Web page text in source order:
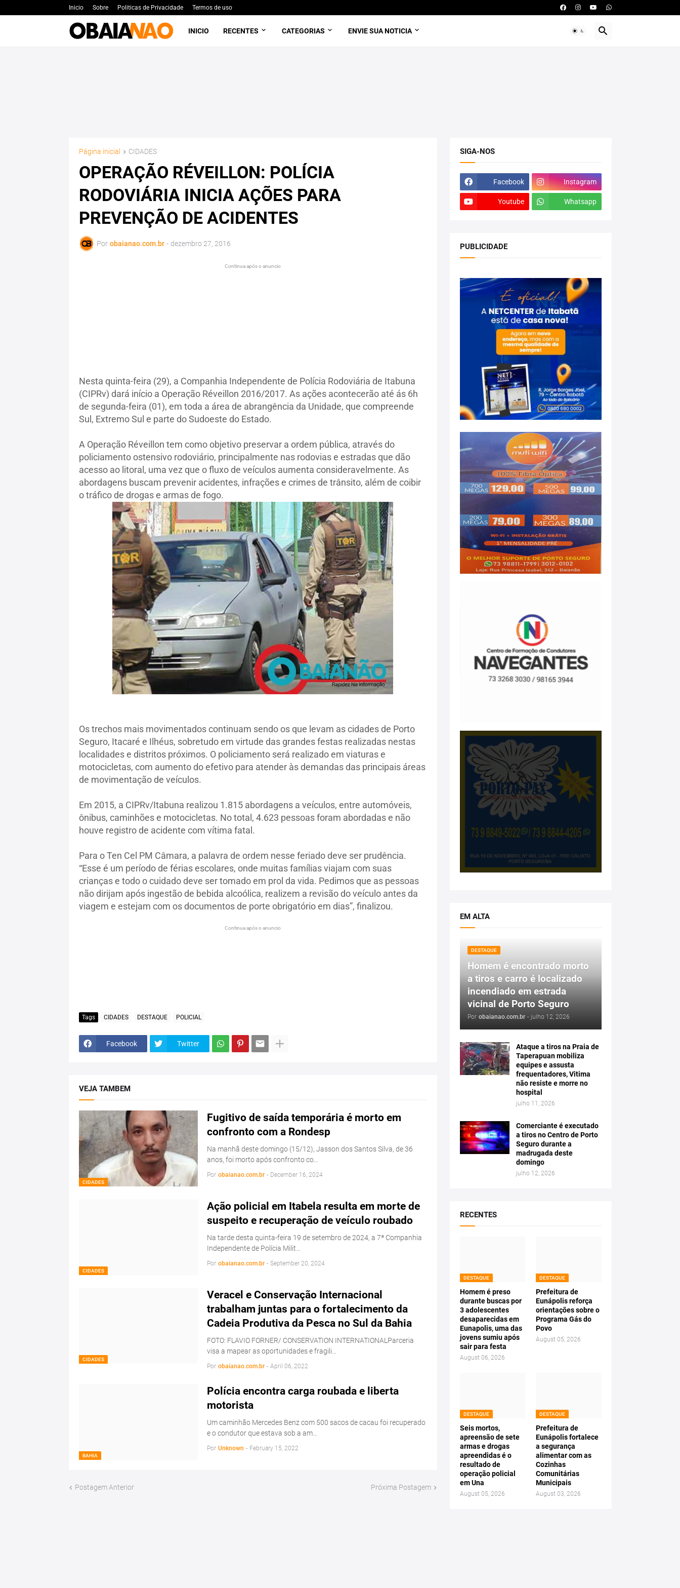
Inicio Sobre Politicas de Privacidade Termos de uso
INICIO RECENTES CATEGORIAS ENVIE SUA NOTICIA
Página inicial CIDADES
OPERAÇÃO RÉVEILLON: POLÍCIA
RODOVIÁRIA INICIA AÇÕES PARA
PREVENÇÃO DE ACIDENTES
Por obaianao.com.br - dezembro 27, 2016
Continua após o anuncio
Nesta quinta-feira (29), a Companhia Independente de Polícia Rodoviária de Itabuna
(CIPRv) dará início a Operação Réveillon 2016/2017. As ações acontecerão até ás 6h
de segunda-feira (01), em toda a área de abrangência da Unidade, que compreende
Sul, Extremo Sul e parte do Sudoeste do Estado.
A Operação Réveillon tem como objetivo preservar a ordem pública, através do
policiamento ostensivo rodoviário, principalmente nas rodovias e estradas que dão
acesso ao litoral, uma vez que o fluxo de veículos aumenta consideravelmente. As
abordagens buscam prevenir acidentes, infrações e crimes de trânsito, além de coibir
o tráfico de drogas e armas de fogo.
Os trechos mais movimentados continuam sendo os que levam as cidades de Porto
Seguro, Itacaré e Ilhéus, sobretudo em virtude das grandes festas realizadas nestas
localidades e distritos próximos. O policiamento será realizado em viaturas e
motocicletas, com aumento do efetivo para atender às demandas das principais áreas
de movimentação de veículos.
Em 2015, a CIPRv/Itabuna realizou 1.815 abordagens a veículos, entre automóveis,
ônibus, caminhões e motocicletas. No total, 4.623 pessoas foram abordadas e não
houve registro de acidente com vítima fatal.
Para o Ten Cel PM Câmara, a palavra de ordem nesse feriado deve ser prudência.
“Esse é um período de férias escolares, onde muitas famílias viajam com suas
crianças e todo o cuidado deve ser tomado em prol da vida. Pedimos que as pessoas
não dirijam após ingestão de bebida alcoólica, realizem a revisão do veículo antes da
viagem e estejam com os documentos de porte obrigatório em dias”, finalizou.
Continua após o anuncio
Tags CIDADES DESTAQUE POLICIAL
Facebook Twitter
VEJA TAMBEM
CIDADES
Fugitivo de saída temporária é morto em
confronto com a Rondesp
Na manhã deste domingo (15/12), Jasson dos Santos Silva, de 36
anos, foi morto após confronto co…
Por obaianao.com.br - December 16, 2024
CIDADES
Ação policial em Itabela resulta em morte de
suspeito e recuperação de veículo roubado
Na tarde desta quinta-feira 19 de setembro de 2024, a 7ª Companhia
Independente de Polícia Milit…
Por obaianao.com.br - September 20, 2024
CIDADES
Veracel e Conservação Internacional
trabalham juntas para o fortalecimento da
Cadeia Produtiva da Pesca no Sul da Bahia
FOTO: FLAVIO FORNER/ CONSERVATION INTERNATIONALParceria
visa a mapear as oportunidades e fragili…
Por obaianao.com.br - April 06, 2022
BAHIA
Polícia encontra carga roubada e liberta
motorista
Um caminhão Mercedes Benz com 500 sacos de cacau foi recuperado
e o condutor que estava sob a am…
Por Unknown - February 15, 2022
Postagem Anterior Próxima Postagem
SIGA-NOS
Facebook Instagram
Youtube Whatsapp
PUBLICIDADE
EM ALTA
DESTAQUE
Homem é encontrado morto
a tiros e carro é localizado
incendiado em estrada
vicinal de Porto Seguro
Por obaianao.com.br - julho 12, 2026
Ataque a tiros na Praia de
Taperapuan mobiliza
equipes e assusta
frequentadores, Vitima
não resiste e morre no
hospital
julho 11, 2026
Comerciante é executado
a tiros no Centro de Porto
Seguro durante a
madrugada deste
domingo
julho 12, 2026
RECENTES
DESTAQUE
Homem é preso
durante buscas por
3 adolescentes
desaparecidas em
Eunapolis, uma das
jovens sumiu após
sair para festa
August 06, 2026
DESTAQUE
Prefeitura de
Eunápolis reforça
orientações sobre o
Programa Gás do
Povo
August 05, 2026
DESTAQUE
Seis mortos,
apreensão de sete
armas e drogas
apreendidas é o
resultado de
operação policial
em Una
August 05, 2026
DESTAQUE
Prefeitura de
Eunápolis fortalece
a segurança
alimentar com as
Cozinhas
Comunitárias
Municipais
August 03, 2026